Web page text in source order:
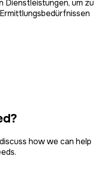
Dienstleistungen, um zu
how we can help